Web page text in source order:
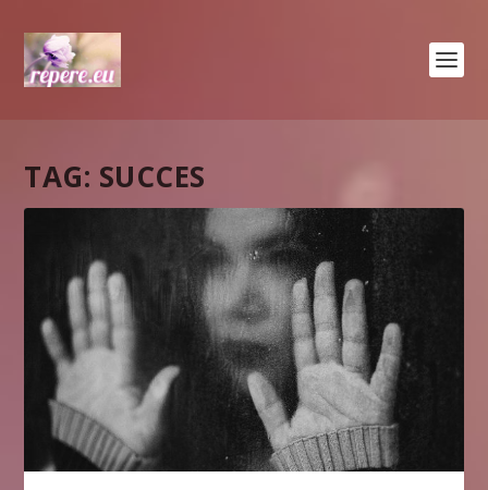
TAG: SUCCES